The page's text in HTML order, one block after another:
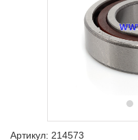
Артикул: 214573